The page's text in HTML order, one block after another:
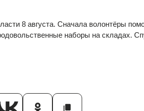
8 августа. Сначала волонтёры
наборы на складах.